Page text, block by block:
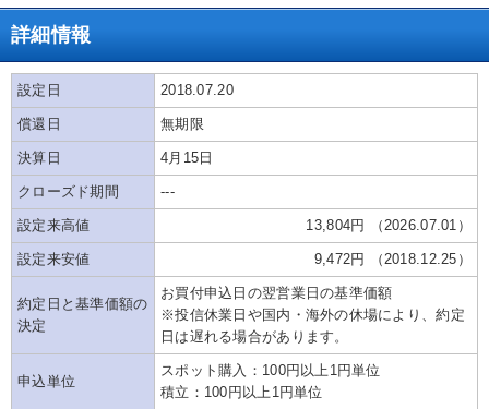
詳細情報
設定日 2018.07.20
償還日 無期限
決算日 4月15日
クローズド期間 ---
設定来高値 13,804円 （2026.07.01）
設定来安値 9,472円 （2018.12.25）
約定日と基準価額の
決定
お買付申込日の翌営業日の基準価額
※投信休業日や国内・海外の休場により、約定
日は遅れる場合があります。
申込単位
スポット購入：100円以上1円単位
積立：100円以上1円単位